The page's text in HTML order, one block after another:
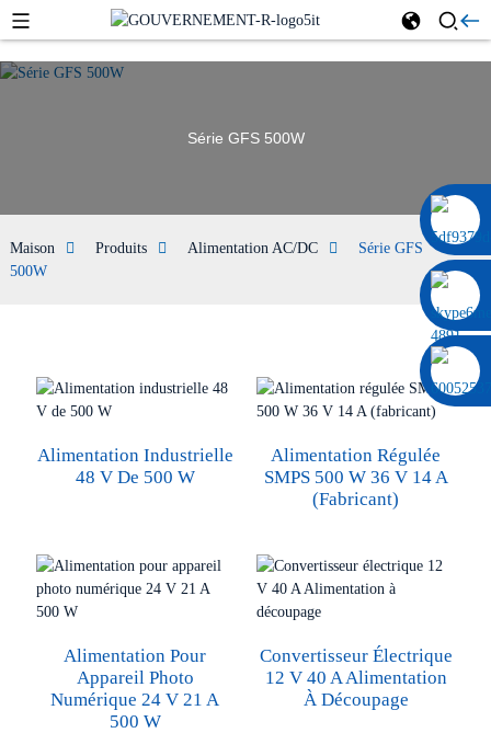
0086 13322920697
Série GFS 500W
Maison Produits Alimentation AC/DC
Série GFS
500W
Alimentation Industrielle
48 V De 500 W
Alimentation Régulée
SMPS 500 W 36 V 14 A
(fabricant)
Alimentation Pour
Appareil Photo
Numérique 24 V 21 A
500 W
Convertisseur Électrique
12 V 40 A Alimentation
À Découpage